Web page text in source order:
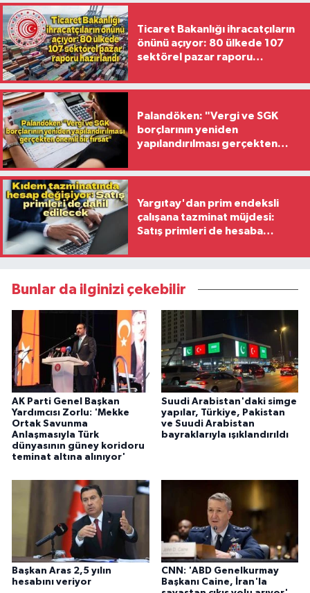
Ticaret Bakanlığı ihracatçıların
önünü açıyor: 80 ülkede 107
sektörel pazar raporu
Palandöken: "Vergi ve SGK
borçlarının yeniden
yapılandırılması gerçekten
Yargıtay'dan prim endeksli
çalışana tazminat müjdesi:
Satış primleri de hesaba
Bunlar da ilginizi çekebilir
AK Parti Genel Başkan
Yardımcısı Zorlu: 'Mekke
Ortak Savunma
Anlaşmasıyla Türk
dünyasının güney koridoru
teminat altına alınıyor'
Suudi Arabistan'daki simge
yapılar, Türkiye, Pakistan
ve Suudi Arabistan
bayraklarıyla ışıklandırıldı
Başkan Aras 2,5 yılın
hesabını veriyor
CNN: 'ABD Genelkurmay
Başkanı Caine, İran'la